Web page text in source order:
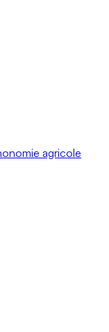
agricole